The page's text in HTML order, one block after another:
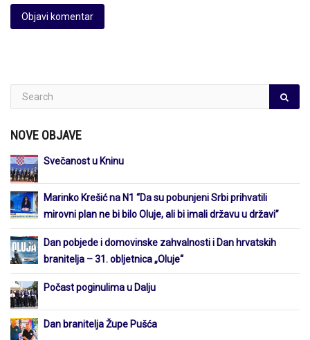
NOVE OBJAVE
Svečanost u Kninu
Marinko Krešić na N1 “Da su pobunjeni Srbi prihvatili
mirovni plan ne bi bilo Oluje, ali bi imali državu u državi”
Dan pobjede i domovinske zahvalnosti i Dan hrvatskih
branitelja – 31. obljetnica „Oluje“
Počast poginulima u Dalju
Dan branitelja Župe Pušća